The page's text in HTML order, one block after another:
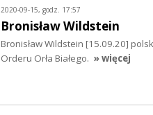
2020-09-15, godz. 17:57
Bronisław Wildstein
Bronisław Wildstein [15.09.20]
Orderu Orła Białego. » więcej